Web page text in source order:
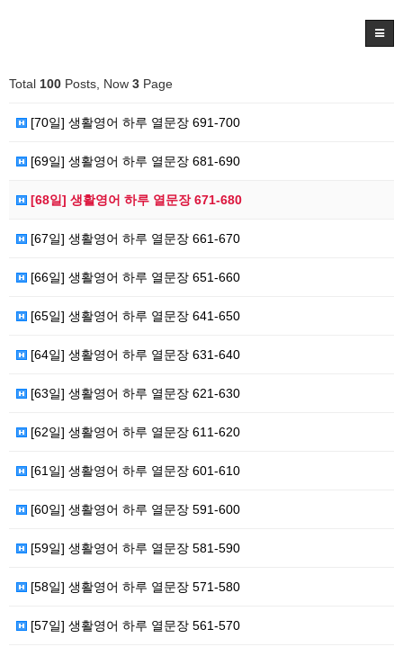
Total 100 Posts, Now 3 Page
[70일] 생활영어 하루 열문장 691-700
[69일] 생활영어 하루 열문장 681-690
[68일] 생활영어 하루 열문장 671-680
[67일] 생활영어 하루 열문장 661-670
[66일] 생활영어 하루 열문장 651-660
[65일] 생활영어 하루 열문장 641-650
[64일] 생활영어 하루 열문장 631-640
[63일] 생활영어 하루 열문장 621-630
[62일] 생활영어 하루 열문장 611-620
[61일] 생활영어 하루 열문장 601-610
[60일] 생활영어 하루 열문장 591-600
[59일] 생활영어 하루 열문장 581-590
[58일] 생활영어 하루 열문장 571-580
[57일] 생활영어 하루 열문장 561-570